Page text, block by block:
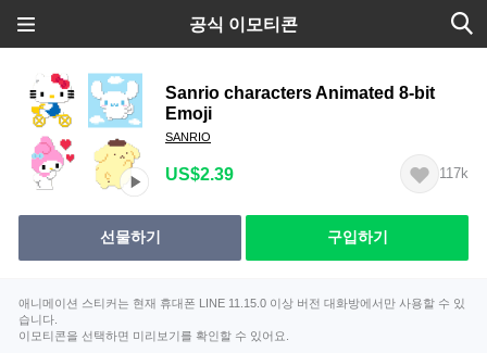
공식 이모티콘
Sanrio characters Animated 8-bit
Emoji
SANRIO
US$2.39 117k
선물하기 구입하기
애니메이션 스티커는 현재 휴대폰 LINE 11.15.0 이상 버전 대화방에서만 사용할 수 있
습니다.
이모티콘을 선택하면 미리보기를 확인할 수 있어요.